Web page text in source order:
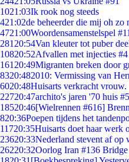
1021:03Ik rook nog steeds
421:02de beheerder die mij oh zo
4721:00Woordensamenstelspel
281 20:54Van kleuter tot puber
10820:52Afvallen met injecties #4
161 20:49Migranten breken door
8320:482010: Vermissing van
6020:48Huisarts verkracht vrouw.
22720:47archito's jaren '70 huis
18520:46[Wielrennen #616]
820:36Poepen tijdens het
11720:35Huisarts doet haar werk
23620:33Nederland stevent af op
26220:32Oorlog Iran #136